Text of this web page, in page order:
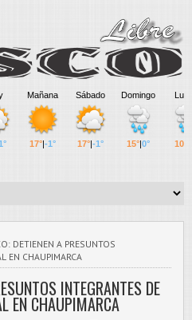
DETIENEN A PRESUNTOS
EN CHAUPIMARCA
INTEGRANTES DE
EN CHAUPIMARCA